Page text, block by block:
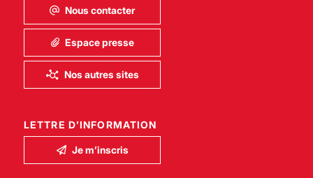
Nous contacter
Espace presse
Nos autres sites
LETTRE D’INFORMATION
Je m’inscris